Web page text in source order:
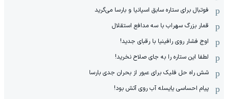
فوتبال برای ستاره سابق اسپانیا و بارسا می‌گرید
قمار بزرگ سهراب با سه مدافع استقلال
اوج فشار روی رافینیا با رقبای جدید!
لطفا این ستاره را به جای صلاح نخرید!
شش راه حل فلیک برای عبور از بحران جدی بارسا
پیام احساسی یایسله آب روی آتش بود!